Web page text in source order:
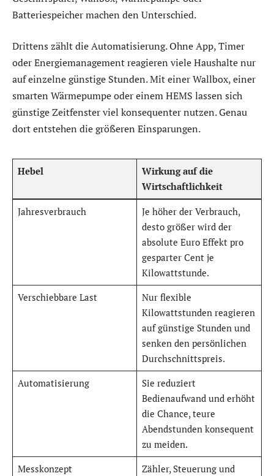
Batteriespeicher machen den Unterschied.
Drittens zählt die Automatisierung. Ohne App, Timer
oder Energiemanagement reagieren viele Haushalte nur
auf einzelne günstige Stunden. Mit einer Wallbox, einer
smarten Wärmepumpe oder einem HEMS lassen sich
günstige Zeitfenster viel konsequenter nutzen. Genau
dort entstehen die größeren Einsparungen.
Hebel
Wirkung auf die
Wirtschaftlichkeit
Jahresverbrauch
Je höher der Verbrauch,
desto größer wird der
absolute Euro Effekt pro
gesparter Cent je
Kilowattstunde.
Verschiebbare Last
Nur flexible
Kilowattstunden reagieren
auf günstige Stunden und
senken den persönlichen
Durchschnittspreis.
Automatisierung
Sie reduziert
Bedienaufwand und erhöht
die Chance, teure
Abendstunden konsequent
zu meiden.
Messkonzept
Zähler, Steuerung und